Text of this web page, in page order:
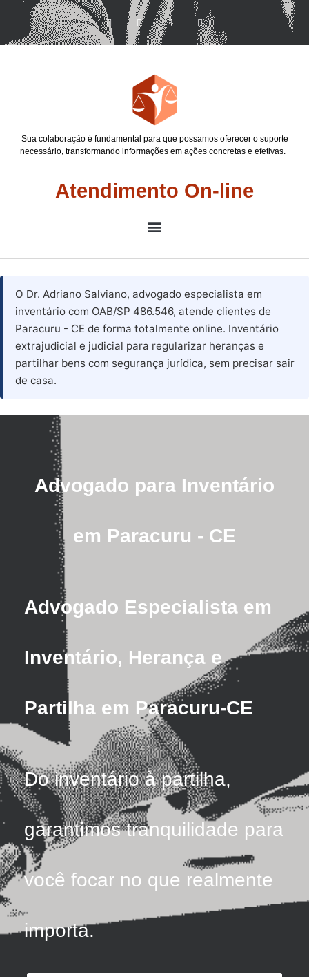
Sua colaboração é fundamental para que possamos oferecer o suporte
necessário, transformando informações em ações concretas e efetivas.
Atendimento On-line
O Dr. Adriano Salviano, advogado especialista em
inventário com OAB/SP 486.546, atende clientes de
Paracuru - CE de forma totalmente online. Inventário
extrajudicial e judicial para regularizar heranças e
partilhar bens com segurança jurídica, sem precisar sair
de casa.
Advogado para Inventário
em Paracuru - CE
Advogado Especialista em
Inventário, Herança e
Partilha em Paracuru-CE
Do inventário à partilha,
garantimos tranquilidade para
você focar no que realmente
importa.